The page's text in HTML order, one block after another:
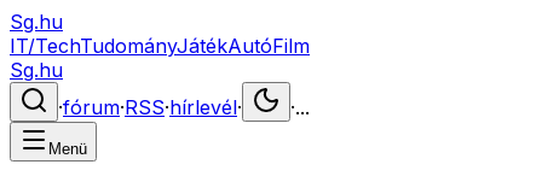
Sg.hu
IT/TechTudományJátékAutóFilm
Sg.hu
·fórum·RSS·hírlevél· ·...
Menü